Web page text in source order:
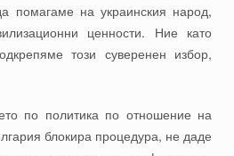
помагаме на украинския народ,
ценности. Ние като
този суверенен избор,
по политика по отношение на
блокира процедура, не даде